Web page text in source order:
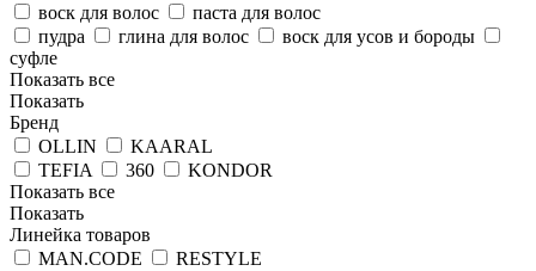
воск для волос
паста для волос
пудра
глина для волос
воск для усов и бороды
суфле
Показать все
Показать
Бренд
OLLIN
KAARAL
TEFIA
360
KONDOR
Показать все
Показать
Линейка товаров
MAN.CODE
RESTYLE